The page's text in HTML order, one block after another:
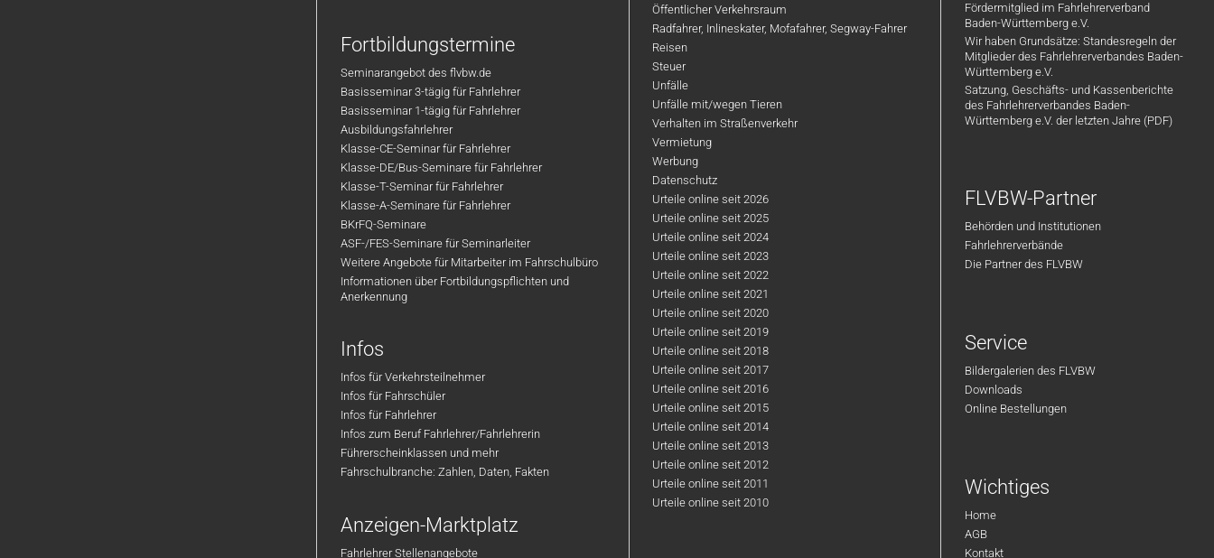
Fortbildungstermine
Seminarangebot des flvbw.de
Basisseminar 3-tägig für Fahrlehrer
Basisseminar 1-tägig für Fahrlehrer
Ausbildungsfahrlehrer
Klasse-CE-Seminar für Fahrlehrer
Klasse-DE/Bus-Seminare für Fahrlehrer
Klasse-T-Seminar für Fahrlehrer
Klasse-A-Seminare für Fahrlehrer
BKrFQ-Seminare
ASF-/FES-Seminare für Seminarleiter
Weitere Angebote für Mitarbeiter im Fahrschulbüro
Informationen über Fortbildungspflichten und
Anerkennung
Infos
Infos für Verkehrsteilnehmer
Infos für Fahrschüler
Infos für Fahrlehrer
Infos zum Beruf Fahrlehrer/Fahrlehrerin
Führerscheinklassen und mehr
Fahrschulbranche: Zahlen, Daten, Fakten
Anzeigen-Marktplatz
Fahrlehrer Stellenangebote
Öffentlicher Verkehrsraum
Radfahrer, Inlineskater, Mofafahrer, Segway-Fahrer
Reisen
Steuer
Unfälle
Unfälle mit/wegen Tieren
Verhalten im Straßenverkehr
Vermietung
Werbung
Datenschutz
Urteile online seit 2026
Urteile online seit 2025
Urteile online seit 2024
Urteile online seit 2023
Urteile online seit 2022
Urteile online seit 2021
Urteile online seit 2020
Urteile online seit 2019
Urteile online seit 2018
Urteile online seit 2017
Urteile online seit 2016
Urteile online seit 2015
Urteile online seit 2014
Urteile online seit 2013
Urteile online seit 2012
Urteile online seit 2011
Urteile online seit 2010
Fördermitglied im Fahrlehrerverband
Baden-Württemberg e.V.
Wir haben Grundsätze: Standesregeln der
Mitglieder des Fahrlehrerverbandes Baden-
Württemberg e.V.
Satzung, Geschäfts- und Kassenberichte
des Fahrlehrerverbandes Baden-
Württemberg e.V. der letzten Jahre (PDF)
FLVBW-Partner
Behörden und Institutionen
Fahrlehrerverbände
Die Partner des FLVBW
Service
Bildergalerien des FLVBW
Downloads
Online Bestellungen
Wichtiges
Home
AGB
Kontakt